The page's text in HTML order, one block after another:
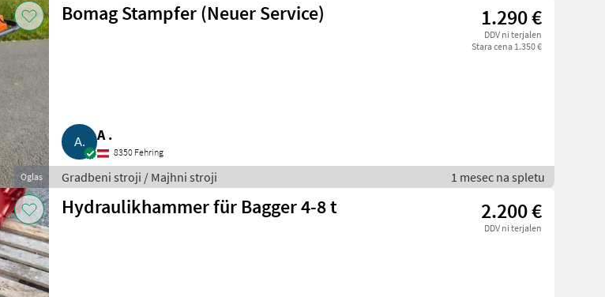
Oglas
Bomag Stampfer (Neuer Service) 1.290 €
DDV ni terjalen
Stara cena 1.350 €
A .
8350 Fehring
Gradbeni stroji / Majhni stroji 1 mesec na spletu
Hydraulikhammer für Bagger 4-8 t 2.200 €
DDV ni terjalen